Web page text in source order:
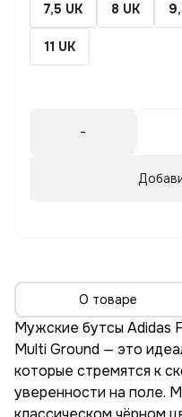
7,5 UK 8 UK
11 UK
-
О товаре
Мужские бутсы Adidas
Multi Ground — это
которые стремятся к
уверенности на поле.